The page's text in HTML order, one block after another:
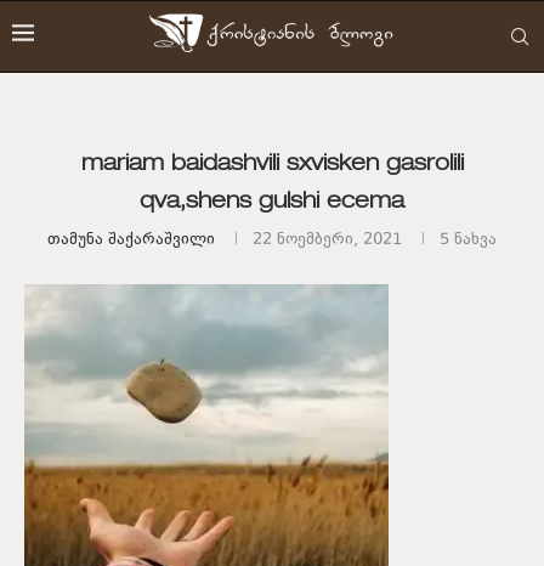
mariam baidashvili sxvisken gasrolili
qva,shens gulshi ecema
Თამუნა Შაქარაშვილი 22 ნოემბერი, 2021 5 ნახვა